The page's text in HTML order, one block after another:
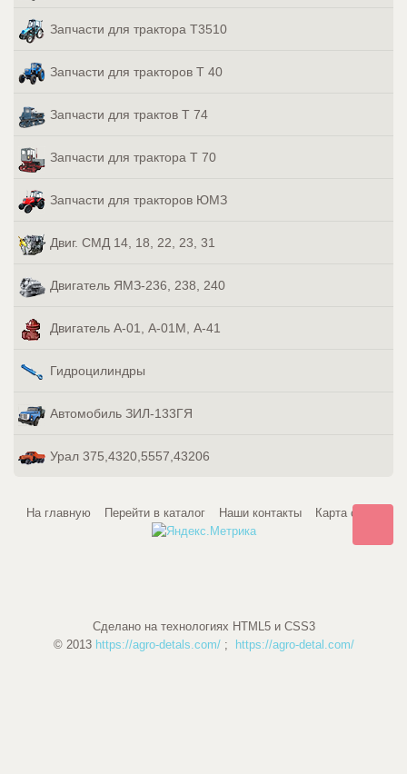
Запчасти для трактора Т3510
Запчасти для тракторов Т 40
Запчасти для трактов Т 74
Запчасти для трактора Т 70
Запчасти для тракторов ЮМЗ
Двиг. СМД 14, 18, 22, 23, 31
Двигатель ЯМЗ-236, 238, 240
Двигатель А-01, А-01М, А-41
Гидроцилиндры
Автомобиль ЗИЛ-133ГЯ
Урал 375,4320,5557,43206
На главную Перейти в каталог Наши контакты Карта сайта
Сделано на технологиях HTML5 и CSS3
© 2013 https://agro-detals.com/; https://agro-detal.com/